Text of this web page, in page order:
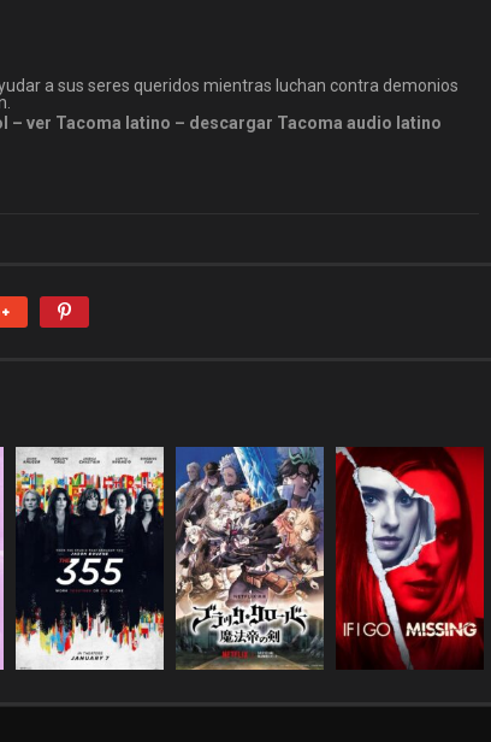
a sus seres queridos mientras luchan contra demonios
– ver Tacoma latino – descargar Tacoma audio latino